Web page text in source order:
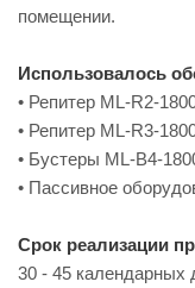
помещении.
Использовалось
• Репитер ML-R2-
• Репитер ML-R3-
• Бустеры ML-B4-
• Пассивное
Срок реализации
30 - 45 календарных